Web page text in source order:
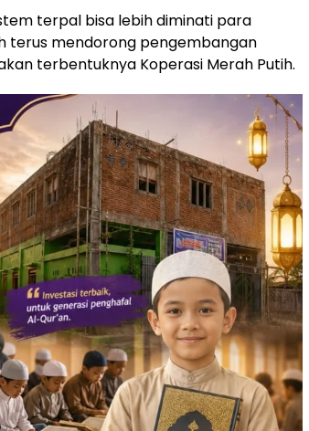
terpal bisa lebih diminati para
terus mendorong pengembangan
terbentuknya Koperasi Merah Putih.